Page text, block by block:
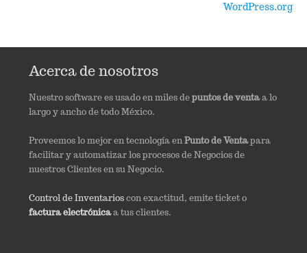
WordPress.org
Acerca de nosotros
Nuestro software es usado en miles depuntos de ventaa lo
largo y ancho de todo México.
Proveemos lo mejor en tecnología enPunto de Ventapara
facilitar y automatizar los procesos de Negocios de
nuestros Clientes en su Negocio.
Control de Inventarioscon exactitud, emite ticket o
factura electrónicaa tus clientes.